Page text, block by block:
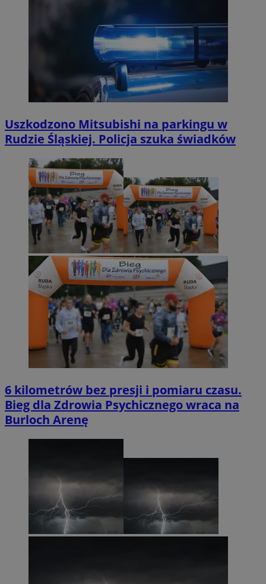
Uszkodzono Mitsubishi na parkingu w
Rudzie Śląskiej. Policja szuka świadków
6 kilometrów bez presji i pomiaru czasu.
Bieg dla Zdrowia Psychicznego wraca na
Burloch Arenę